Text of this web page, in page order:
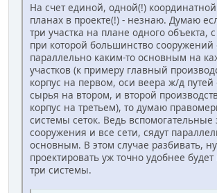
На счет единой, одной(!)
планах в проекте(!) - незнаю. Думаю
три участка на плане одного объекта,
при которой большинство сооружений
параллельно каким-то основным на
участков (к примеру главный
корпус на первом, оси веера ж/д путей
сырья на втором, и второй
корпус на третьем), то думаю
системы сеток. Ведь вспомогательные
сооружения и все сети, сядут
основным. В этом случае разбивать,
проектировать уж точно удобнее будет
три системы.